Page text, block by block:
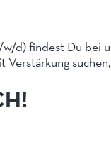
d) findest Du bei